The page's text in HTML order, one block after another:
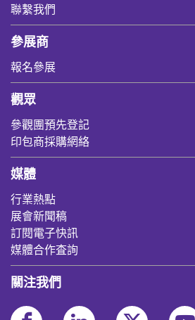
聯繫我們
參展商
報名參展
觀眾
參觀團預先登記
印包商採購網絡
媒體
行業熱點
展會新聞稿
訂閱電子快訊
媒體合作査詢
關注我們